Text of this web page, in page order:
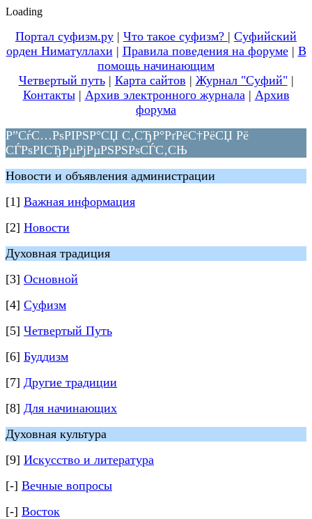
Loading
Портал суфизм.ру | Что такое суфизм? | Суфийский
орден Ниматуллахи | Правила поведения на форуме| В
помощь начинающим
Четвертый путь| Карта сайтов | Журнал "Суфий"|
Контакты| Архив электронного журнала| Архив
форума
Р”СѓС…РѕРІРЅР°СЏ С‚СЂР°РґРёС†РёСЏ Рё
СЃРѕРІСЂРµРјРµРЅРЅРѕСЃС‚СЊ
Новости и объявления администрации
[1] Важная информация
[2] Новости
Духовная традиция
[3] Основной
[4] Суфизм
[5] Четвертый Путь
[6] Буддизм
[7] Другие традиции
[8] Для начинающих
Духовная культура
[9] Искусство и литература
[-] Вечные вопросы
[-] Восток